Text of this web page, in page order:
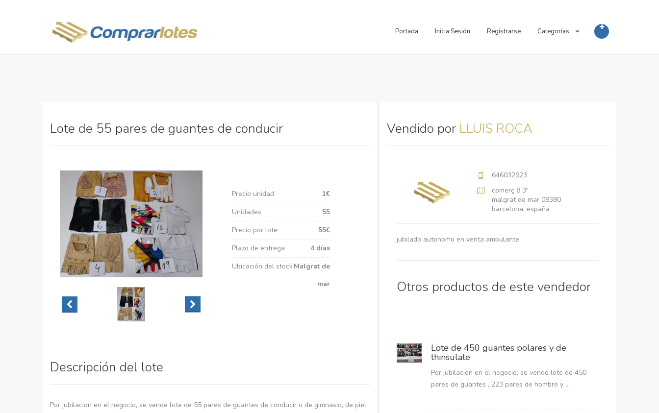
Portada Inicia Sesión Registrarse Categorías
Lote de 55 pares de guantes de conducir
Precio unidad
1€
Unidades
55
Precio por lote
55€
Plazo de entrega
4 días
Ubicación del stockMalgrat de
mar
Descripción del lote
Por jubilacion en el negocio, se vende lote de 55 pares de guantes de conducir o de gimnasio, de piel
Vendido por LLUIS ROCA
646032923
comerç 8 3º
malgrat de mar 08380
barcelona, españa
jubilado autonomo en venta ambulante
Otros productos de este vendedor
Lote de 450 guantes polares y de
thinsulate
Por jubilacion en el negocio, se vende lote de 450
pares de guantes , 223 pares de hombre y ...